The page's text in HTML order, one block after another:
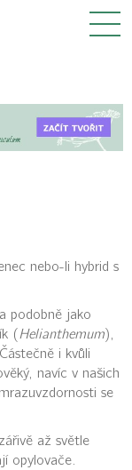
nebo-li hybrid s
podobně jako
(Helianthemum),
i kvůli
navíc v našich
se
až světle
opylovače.